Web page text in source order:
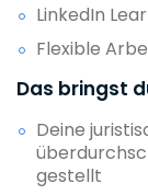
LinkedIn
Flexible
Das bringst
Deine
gestellt